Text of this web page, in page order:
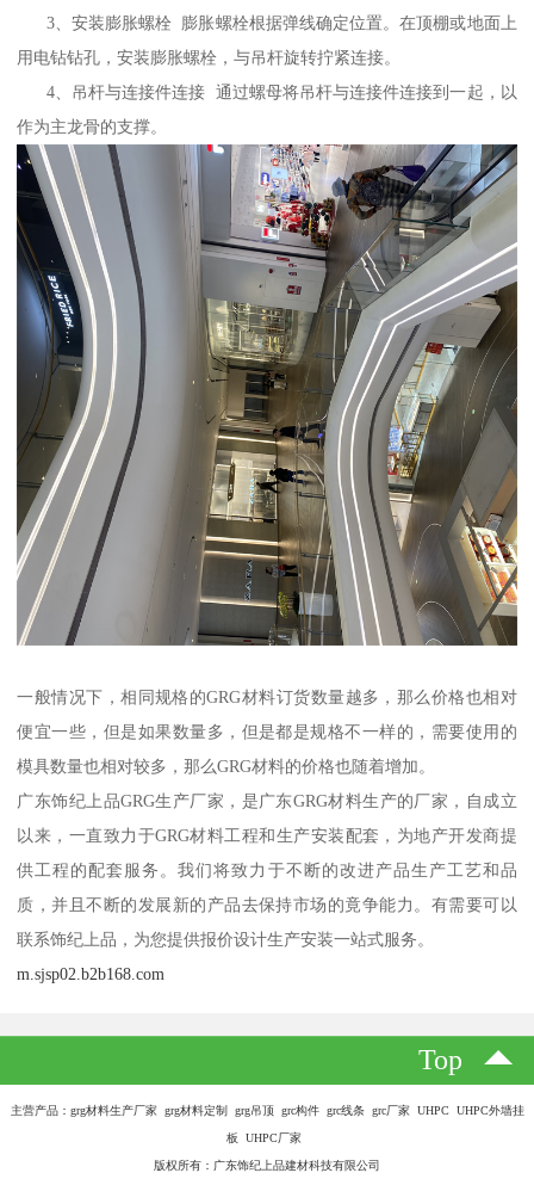
3、安装膨胀螺栓 膨胀螺栓根据弹线确定位置。在顶棚或地面上
用电钻钻孔，安装膨胀螺栓，与吊杆旋转拧紧连接。
4、吊杆与连接件连接 通过螺母将吊杆与连接件连接到一起，以
作为主龙骨的支撑。
一般情况下，相同规格的GRG材料订货数量越多，那么价格也相对
便宜一些，但是如果数量多，但是都是规格不一样的，需要使用的
模具数量也相对较多，那么GRG材料的价格也随着增加。
广东饰纪上品GRG生产厂家，是广东GRG材料生产的厂家，自成立
以来，一直致力于GRG材料工程和生产安装配套，为地产开发商提
供工程的配套服务。我们将致力于不断的改进产品生产工艺和品
质，并且不断的发展新的产品去保持市场的竟争能力。有需要可以
联系饰纪上品，为您提供报价设计生产安装一站式服务。
m.sjsp02.b2b168.com
Top
主营产品：grg材料生产厂家 grg材料定制 grg吊顶 grc构件 grc线条 grc厂家 UHPC UHPC外墙挂
板 UHPC厂家
版权所有：广东饰纪上品建材科技有限公司